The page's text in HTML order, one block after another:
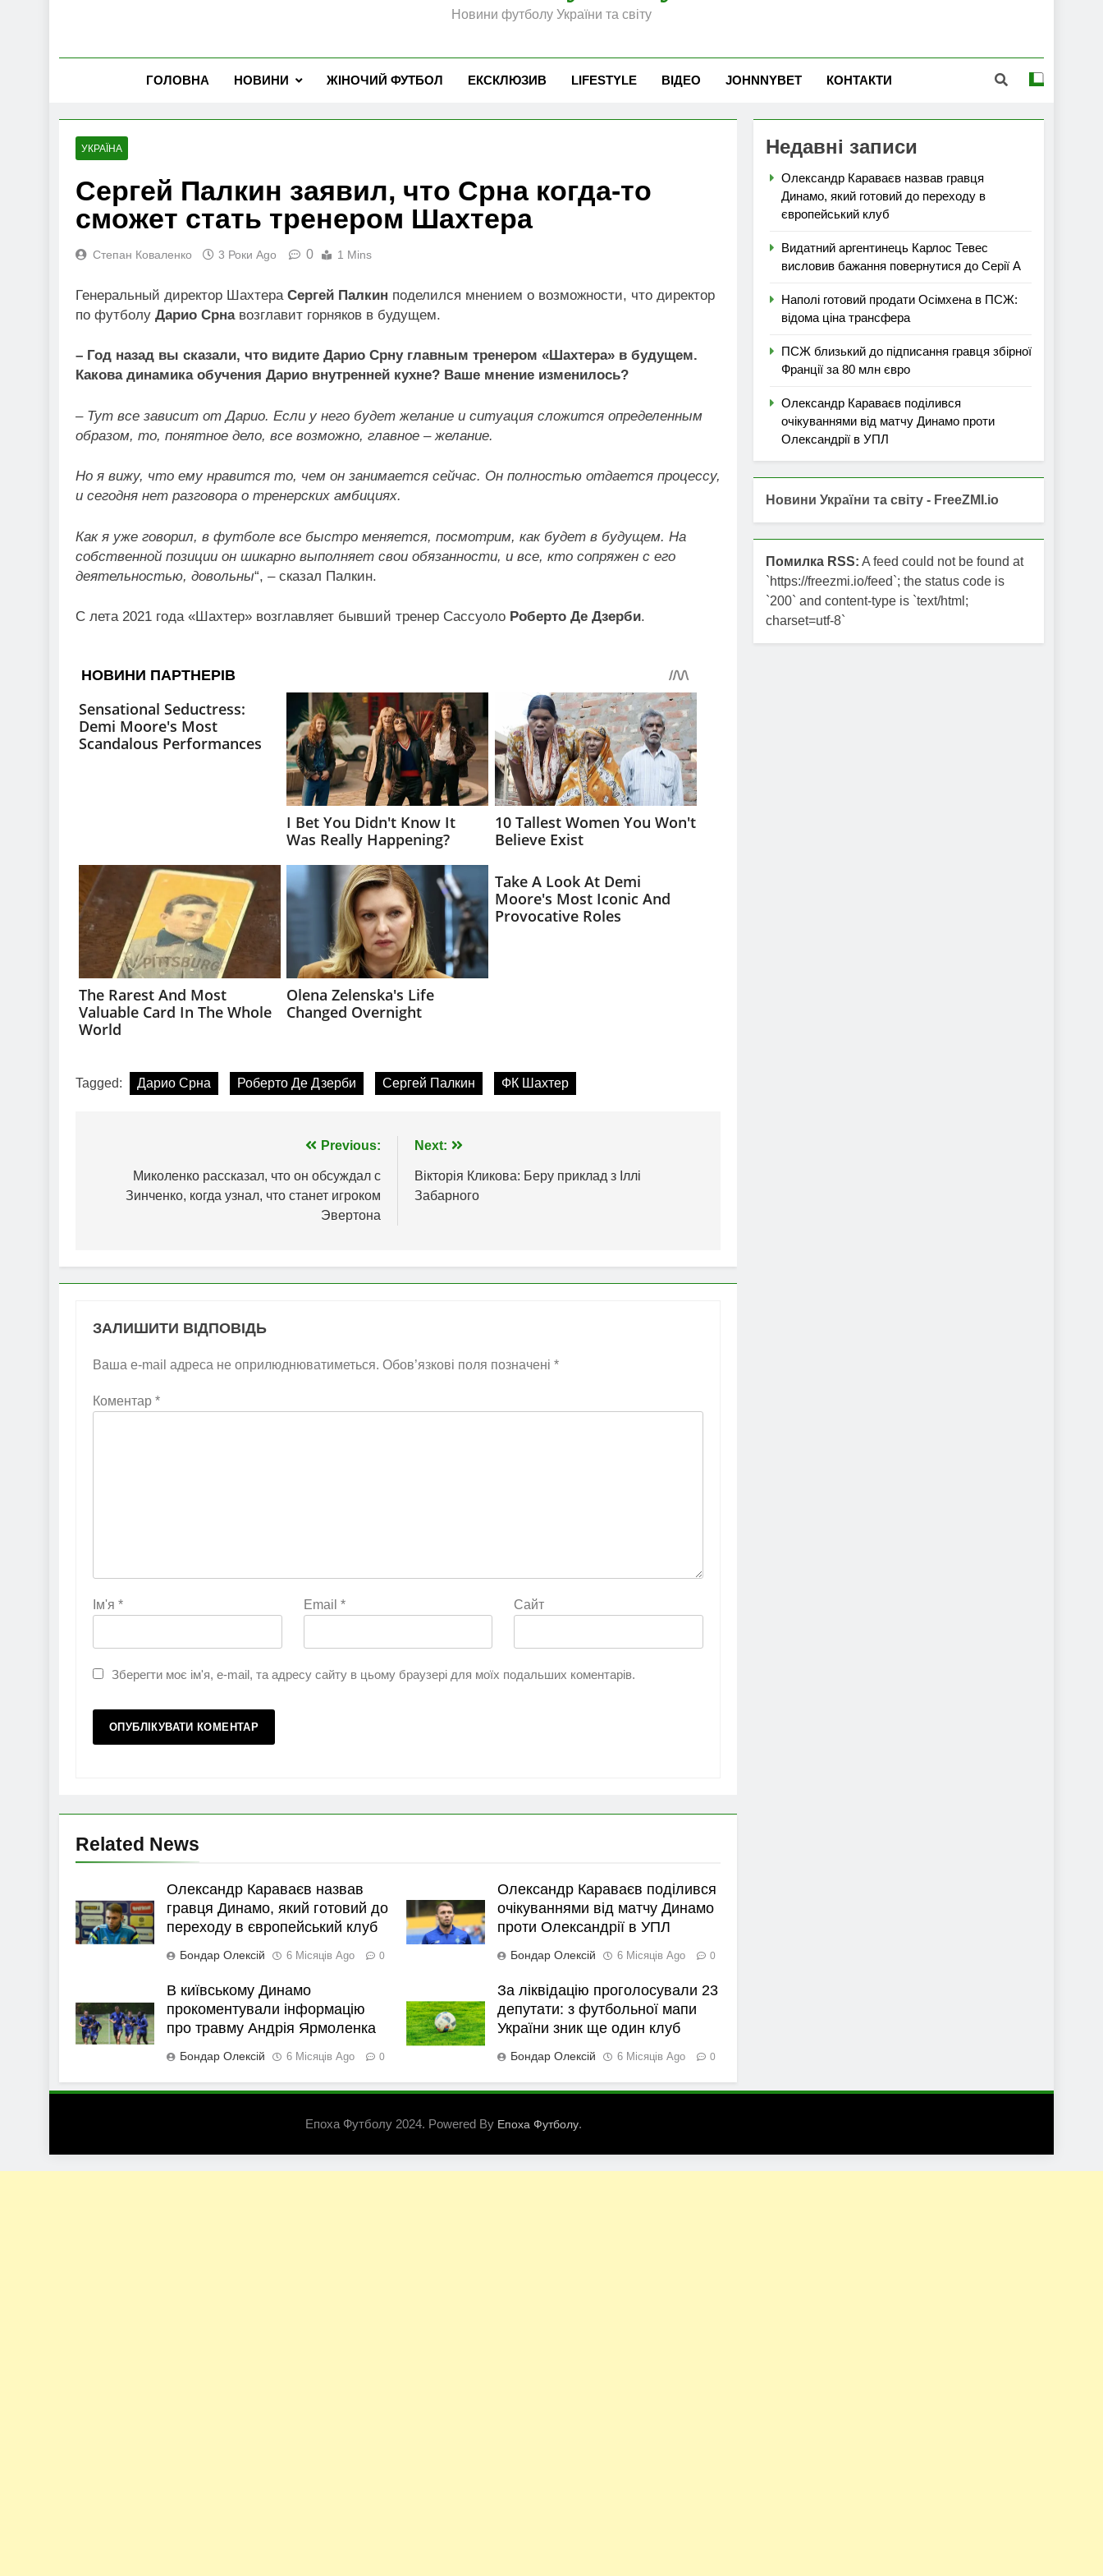
Новини футболу України та світу
ГОЛОВНА НОВИНИ ЖІНОЧИЙ ФУТБОЛ ЕКСКЛЮЗИВ LIFESTYLE ВІДЕО JOHNNYBET КОНТАКТИ
УКРАЇНА
Cергей Палкин заявил, что Срна когда-то
сможет стать тренером Шахтера
Степан Коваленко 3 Роки Ago 0 1 Mins
Генеральный директор Шахтера Сергей Палкин поделился мнением о возможности, что директор
по футболу Дарио Срнавозглавит горняков в будущем.
– Год назад вы сказали, что видите Дарио Срну главным тренером «Шахтера» в будущем.
Какова динамика обучения Дарио внутренней кухне? Ваше мнение изменилось?
– Тут все зависит от Дарио. Если у него будет желание и ситуация сложится определенным
образом, то, понятное дело, все возможно, главное – желание.
Но я вижу, что ему нравится то, чем он занимается сейчас. Он полностью отдается процессу,
и сегодня нет разговора о тренерских амбициях.
Как я уже говорил, в футболе все быстро меняется, посмотрим, как будет в будущем. На
собственной позиции он шикарно выполняет свои обязанности, и все, кто сопряжен с его
деятельностью, довольны“, – сказал Палкин.
С лета 2021 года «Шахтер» возглавляет бывший тренер Сассуоло Роберто Де Дзерби.
Tagged: Дарио Срна Роберто Де Дзерби Сергей Палкин ФК Шахтер
записів
Previous:
Миколенко рассказал, что он обсуждал с
Зинченко, когда узнал, что станет игроком
Эвертона
Next:
Вікторія Кликова: Беру приклад з Іллі
Забарного
ЗАЛИШИТИ ВІДПОВІДЬ
Ваша e-mail адреса не оприлюднюватиметься. Обов’язкові поля позначені *
Коментар *
Ім'я * Email * Сайт
Зберегти моє ім'я, e-mail, та адресу сайту в цьому браузері для моїх подальших коментарів.
Related News
Олександр Караваєв назвав
гравця Динамо, який готовий до
переходу в європейський клуб
Бондар Олексій 6 Місяців Ago 0
Олександр Караваєв поділився
очікуваннями від матчу Динамо
проти Олександрії в УПЛ
Бондар Олексій 6 Місяців Ago 0
В київському Динамо
прокоментували інформацію
про травму Андрія Ярмоленка
Бондар Олексій 6 Місяців Ago 0
За ліквідацію проголосували 23
депутати: з футбольної мапи
України зник ще один клуб
Бондар Олексій 6 Місяців Ago 0
Недавні записи
Олександр Караваєв назвав гравця
Динамо, який готовий до переходу в
європейський клуб
Видатний аргентинець Карлос Тевес
висловив бажання повернутися до Серії А
Наполі готовий продати Осімхена в ПСЖ:
відома ціна трансфера
ПСЖ близький до підписання гравця збірної
Франції за 80 млн євро
Олександр Караваєв поділився
очікуваннями від матчу Динамо проти
Олександрії в УПЛ
Новини України та світу - FreeZMI.io
Помилка RSS: A feed could not be found at
`https://freezmi.io/feed`; the status code is
`200` and content-type is `text/html;
charset=utf-8`
Епоха Футболу 2024. Powered By Епоха Футболу.